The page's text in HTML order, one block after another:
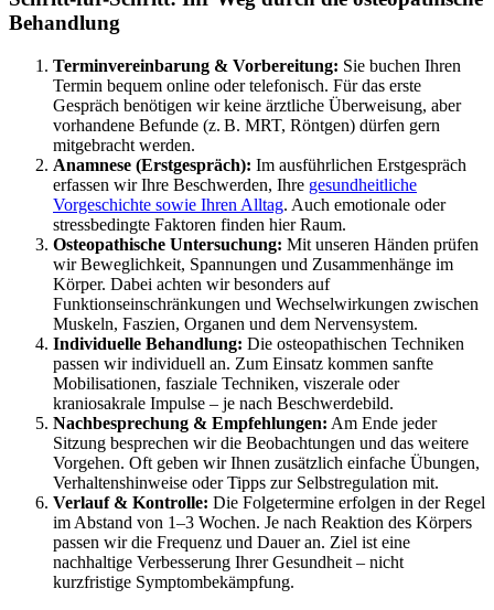
Behandlung
Terminvereinbarung & Vorbereitung: Sie buchen Ihren
Termin bequem online oder telefonisch. Für das erste
Gespräch benötigen wir keine ärztliche Überweisung, aber
vorhandene Befunde (z. B. MRT, Röntgen) dürfen gern
mitgebracht werden.
Anamnese (Erstgespräch): Im ausführlichen Erstgespräch
erfassen wir Ihre Beschwerden, Ihre gesundheitliche
Vorgeschichte sowie Ihren Alltag. Auch emotionale oder
stressbedingte Faktoren finden hier Raum.
Osteopathische Untersuchung: Mit unseren Händen prüfen
wir Beweglichkeit, Spannungen und Zusammenhänge im
Körper. Dabei achten wir besonders auf
Funktionseinschränkungen und Wechselwirkungen zwischen
Muskeln, Faszien, Organen und dem Nervensystem.
Individuelle Behandlung: Die osteopathischen Techniken
passen wir individuell an. Zum Einsatz kommen sanfte
Mobilisationen, fasziale Techniken, viszerale oder
kraniosakrale Impulse – je nach Beschwerdebild.
Nachbesprechung & Empfehlungen: Am Ende jeder
Sitzung besprechen wir die Beobachtungen und das weitere
Vorgehen. Oft geben wir Ihnen zusätzlich einfache Übungen,
Verhaltenshinweise oder Tipps zur Selbstregulation mit.
Verlauf & Kontrolle: Die Folgetermine erfolgen in der Regel
im Abstand von 1–3 Wochen. Je nach Reaktion des Körpers
passen wir die Frequenz und Dauer an. Ziel ist eine
nachhaltige Verbesserung Ihrer Gesundheit – nicht
kurzfristige Symptombekämpfung.